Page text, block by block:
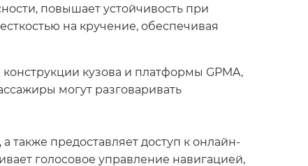
повышает устойчивость при
на кручение, обеспечивая
кузова и платформы GPMA,
могут разговаривать
предоставляет доступ к онлайн-
голосовое управление навигацией,